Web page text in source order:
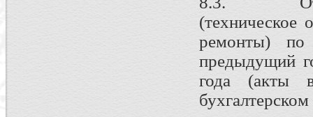
(техническое
ремонты)
предыдущий
года (акты